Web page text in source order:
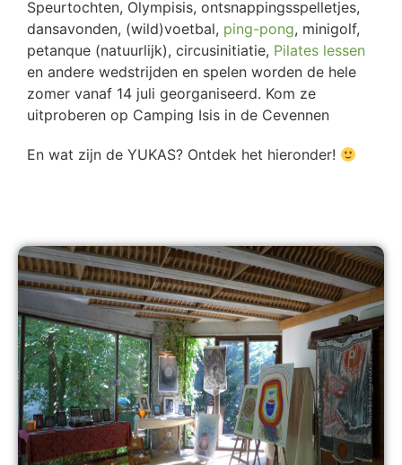
Speurtochten, Olympisis, ontsnappingsspelletjes,
dansavonden, (wild)voetbal, ping-pong, minigolf,
petanque (natuurlijk), circusinitiatie, Pilates lessen
en andere wedstrijden en spelen worden de hele
zomer vanaf 14 juli georganiseerd. Kom ze
uitproberen op Camping Isis in de Cevennen
En wat zijn de YUKAS? Ontdek het hieronder!